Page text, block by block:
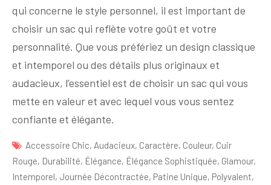
qui concerne le style personnel, il est important de
choisir un sac qui reflète votre goût et votre
personnalité. Que vous préfériez un design classique
et intemporel ou des détails plus originaux et
audacieux, l’essentiel est de choisir un sac qui vous
mette en valeur et avec lequel vous vous sentez
confiante et élégante.
Accessoire Chic, Audacieux, Caractère, Couleur, Cuir
Rouge, Durabilité, Élégance, Élégance Sophistiquée, Glamour,
Intemporel, Journée Décontractée, Patine Unique, Polyvalent,